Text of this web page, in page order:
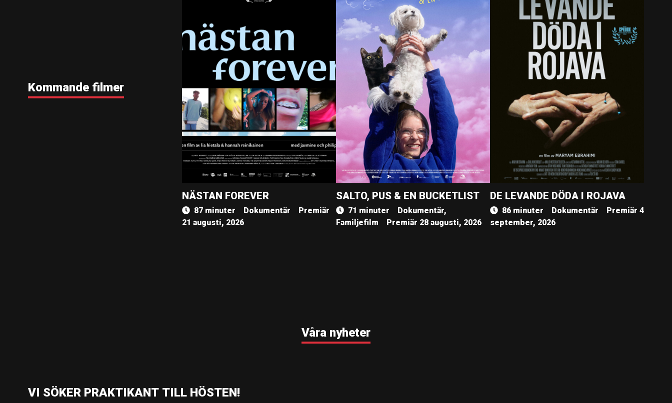
Kommande filmer
NÄSTAN FOREVER
87 minuter Dokumentär
Premiär
21 augusti, 2026
SALTO, PUS & EN BUCKETLIST
71 minuter
Dokumentär,
Familjefilm
Premiär 28 augusti, 2026
DE LEVANDE DÖDA I ROJAVA
86 minuter Dokumentär
Premiär 4
september, 2026
Våra nyheter
VI SÖKER PRAKTIKANT TILL HÖSTEN!